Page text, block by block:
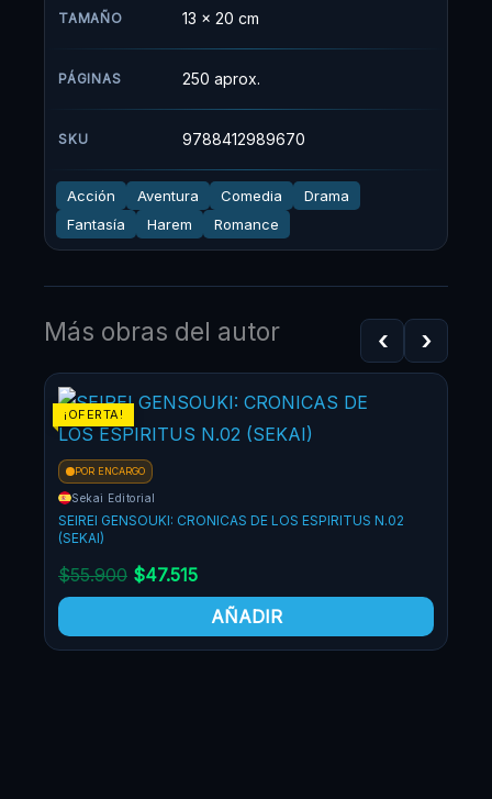
TAMAÑO 13 x 20 cm
PÁGINAS 250 aprox.
SKU 9788412989670
Acción Aventura Comedia
Drama
Fantasía
Harem Romance
Más obras del autor ‹ ›
¡OFERTA!
POR ENCARGO
Sekai Editorial
SEIREI GENSOUKI: CRONICAS DE LOS ESPIRITUS N.02
(SEKAI)
$55.900
era:
$55.900.
$47.515
$47.515.
AÑADIR